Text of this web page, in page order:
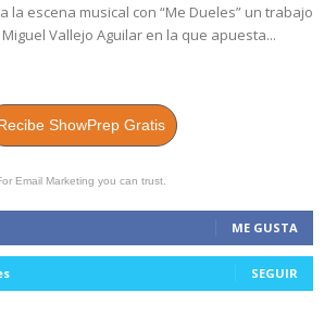
la escena musical con “Me Dueles” un trabajo
Vallejo Aguilar en la que apuesta...
ShowPrep Gratis
Email Marketing you can trust.
ME GUSTA
SEGUIR